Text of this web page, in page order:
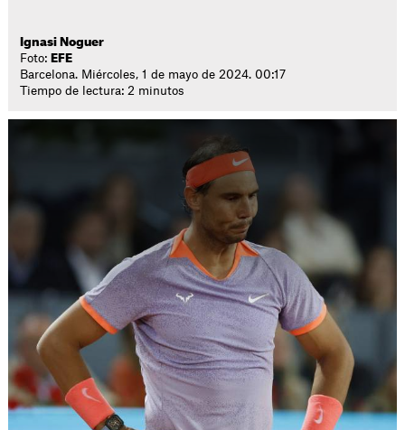
Ignasi Noguer
Foto: EFE
Barcelona. Miércoles, 1 de mayo de 2024. 00:17
Tiempo de lectura: 2 minutos